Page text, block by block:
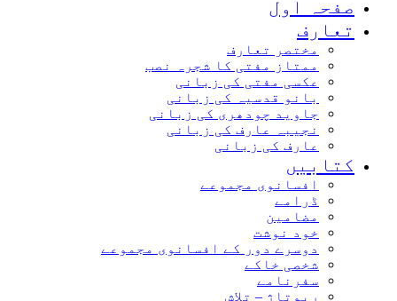
صفحہ اول
تعارف
مختصر تعارف
ممتاز مفتی کا شجرہ نصب
عکسی مفتی کی زبانی
بانو قدسیہ کی زبانی
جاوید چودھری کی زبانی
نجیبہ عارف کی زبانی
عارف کی زبانی
کتابیں
افسانوی مجموعے
ڈرامے
مضامین
خود نوشت
دوسرے دور کے افسانوی مجموعے
شخصی خاکے
سفرنامے
رپوتاژ – تلاش